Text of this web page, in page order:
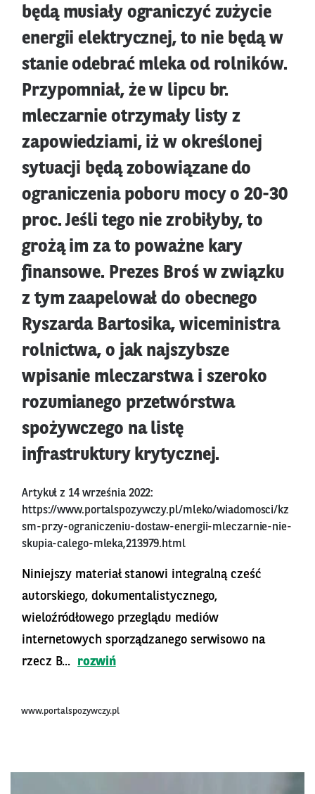
będą musiały ograniczyć zużycie
energii elektrycznej, to nie będą w
stanie odebrać mleka od rolników.
Przypomniał, że w lipcu br.
mleczarnie otrzymały listy z
zapowiedziami, iż w określonej
sytuacji będą zobowiązane do
ograniczenia poboru mocy o 20-30
proc. Jeśli tego nie zrobiłyby, to
grożą im za to poważne kary
finansowe. Prezes Broś w związku
z tym zaapelował do obecnego
Ryszarda Bartosika, wiceministra
rolnictwa, o jak najszybsze
wpisanie mleczarstwa i szeroko
rozumianego przetwórstwa
spożywczego na listę
infrastruktury krytycznej.
Artykuł z 14 września 2022:
https://www.portalspozywczy.pl/mleko/wiadomosci/kz
sm-przy-ograniczeniu-dostaw-energii-mleczarnie-nie-
skupia-calego-mleka,213979.html
Niniejszy materiał stanowi integralną cześć
autorskiego, dokumentalistycznego,
wieloźródłowego przeglądu mediów
internetowych sporządzanego serwisowo na
rzecz B...
rozwiń
www.portalspozywczy.pl